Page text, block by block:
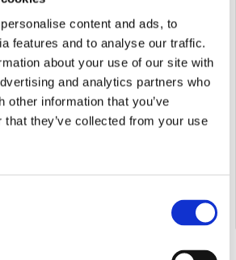
content and ads, to
features and to analyse our traffic.
about your use of our site with
and analytics partners who
other information that you’ve
that they’ve collected from your use